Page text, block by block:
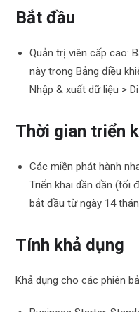
Bắt đầu
Quản trị viên cấp cao:
này trong Bảng điều
Nhập & xuất dữ liệu >
Thời gian triển
Các miền phát hành
Triển khai dần dần (tối
bắt đầu từ ngày 14
Tính khả dụng
Khả dụng cho các phiên